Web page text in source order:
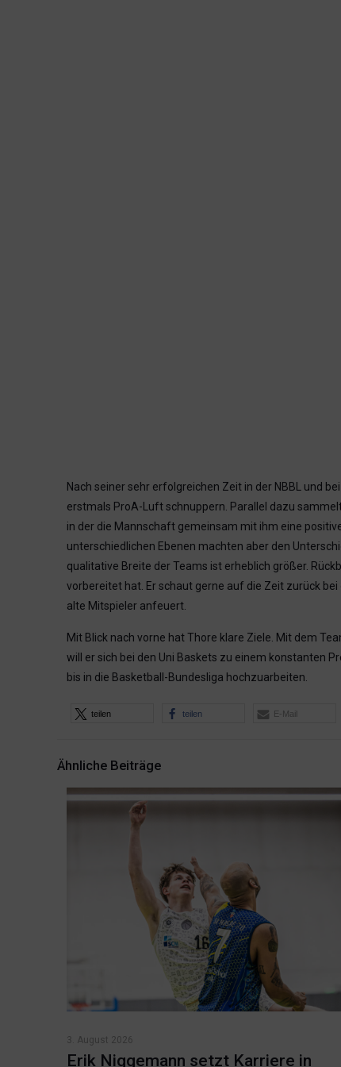
Nach seiner sehr erfolgreichen Zeit in der NBBL und
erstmals ProA-Luft schnuppern. Parallel dazu
in der die Mannschaft gemeinsam mit ihm eine
unterschiedlichen Ebenen machten aber den
qualitative Breite der Teams ist erheblich größer.
vorbereitet hat. Er schaut gerne auf die Zeit zurück
alte Mitspieler anfeuert.
Mit Blick nach vorne hat Thore klare Ziele. Mit dem
will er sich bei den Uni Baskets zu einem konstanten
bis in die Basketball-Bundesliga hochzuarbeiten.
teilen teilen E-Mail
Ähnliche Beiträge
3. August 2026
Erik Niggemann setzt Karriere in